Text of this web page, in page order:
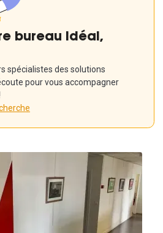
bureau idéal,
spécialistes des solutions
pour vous accompagner